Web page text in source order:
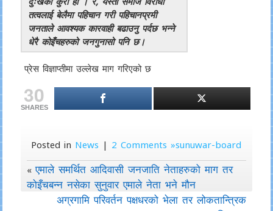
तत्वलाई बेलैमा पहिचान गरी पहिचानप्रमी
जनताले आवश्यक कारवाही बढाउनु पर्दछ भन्ने
धेरै कोइँचहरुको जनगुनासो पनि छ।
प्रेस विज्ञाप्तीमा उल्लेख माग गरिएको छ
30
SHARES
Posted in News | 2 Comments »sunuwar-board
«एमाले समर्थित आदिवासी जनजाति नेताहरुको माग तर
कोइँचबन्न नसेका सुनुवार एमाले नेता भने मौन
अग्रगामि परिवर्तन पक्षधरको भेला तर लोकतान्त्रिक